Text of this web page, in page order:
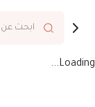
ابحث عن
Loading...